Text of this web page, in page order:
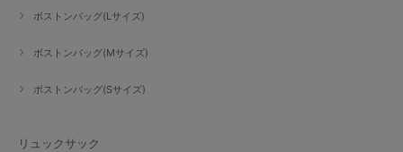
ボストンバッグ(Lサイズ)
ボストンバッグ(Mサイズ)
ボストンバッグ(Sサイズ)
リュックサック